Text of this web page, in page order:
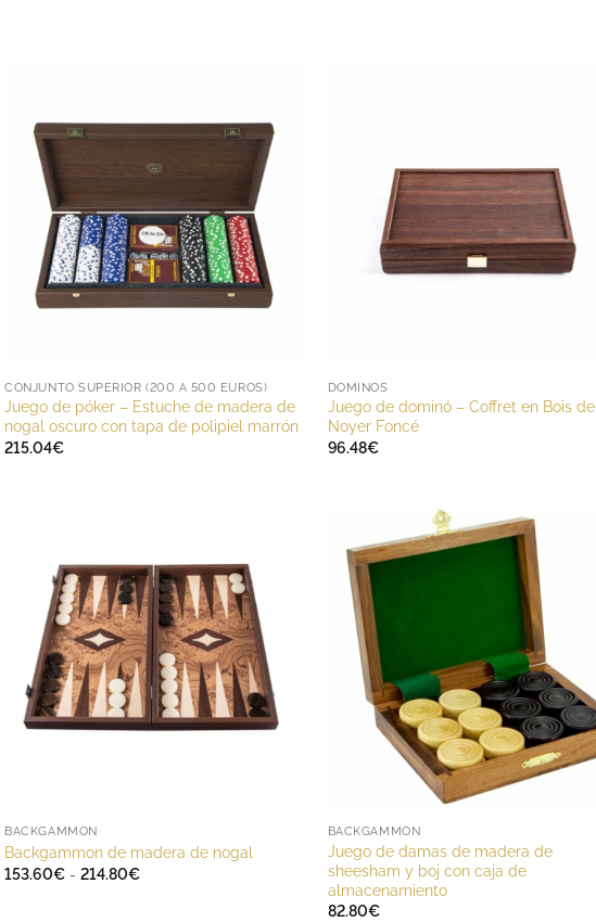
CONJUNTO SUPERIOR (200 A 500 EUROS)
Juego de póker – Estuche de madera de
nogal oscuro con tapa de polipiel marrón
215.04€
DOMINOS
Juego de dominó – Coffret en Bois de
Noyer Foncé
96.48€
BACKGAMMON
Backgammon de madera de nogal
153.60€ - 214.80€Rango
BACKGAMMON
Juego de damas de madera de
sheesham y boj con caja de
almacenamiento
82.80€